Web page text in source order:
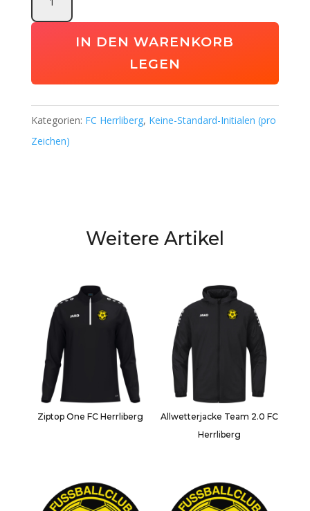
IN DEN WARENKORB
LEGEN
Kategorien: FC Herrliberg, Keine-Standard-Initialen (pro
Zeichen)
Weitere Artikel
Ziptop One FC Herrliberg
Allwetterjacke Team 2.0 FC
Herrliberg